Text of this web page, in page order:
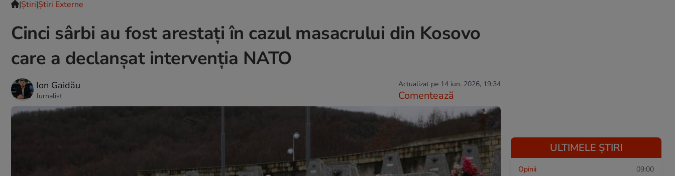
|Ştiri|Știri Externe
Cinci sârbi au fost arestați în cazul masacrului din Kosovo
care a declanșat intervenția NATO
Ion Gaidău
Jurnalist
Actualizat pe 14 iun. 2026, 19:34
Comentează
ULTIMELE ȘTIRI
Opinii 09:00